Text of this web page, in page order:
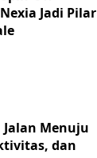
Jadi Pilar
Jalan Menuju
dan